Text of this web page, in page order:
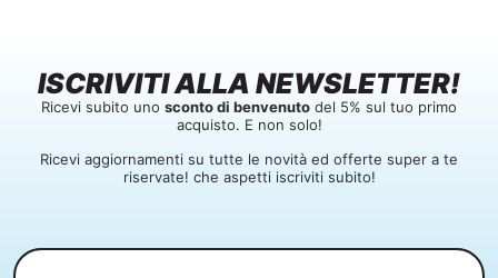
ISCRIVITI ALLA NEWSLETTER!
Ricevi subito uno sconto di benvenuto del 5% sul tuo primo
acquisto. E non solo!
Ricevi aggiornamenti su tutte le novità ed offerte super a te
riservate! che aspetti iscriviti subito!